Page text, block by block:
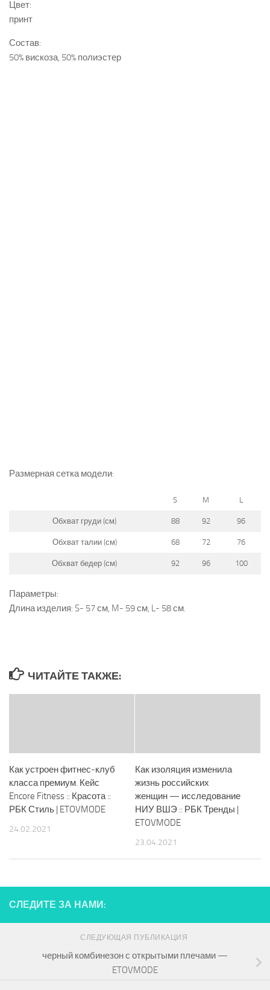
Цвет:
принт
Состав:
50% вискоза, 50% полиэстер
Размерная сетка модели:
S M L
Обхват груди (см) 88 92 96
Обхват талии (см) 68 72 76
Обхват бедер (см) 92 96 100
Параметры:
Длина изделия: S- 57 см, M- 59 см, L- 58 см.
ЧИТАЙТЕ ТАКЖЕ:
Как устроен фитнес-клуб
класса премиум. Кейс
Encore Fitness :: Красота ::
РБК Стиль | ETOVMODE
24.02.2021
Как изоляция изменила
жизнь российских
женщин — исследование
НИУ ВШЭ :: РБК Тренды |
ETOVMODE
23.04.2021
СЛЕДИТЕ ЗА НАМИ:
СЛЕДУЮЩАЯ ПУБЛИКАЦИЯ
черный комбинезон с открытыми плечами —
ETOVMODE